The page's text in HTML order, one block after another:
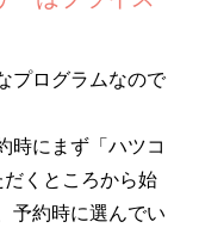
プログラムなので
時にまず「ハツコ
くところから始
予約時に選んでい